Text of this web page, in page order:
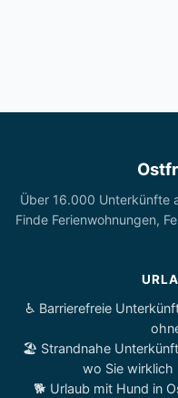
Über 16.000 Unterkünfte
Finde Ferienwohnungen,
♿ Barrierefreie
🏖️ Strandnahe
wo Sie wirklich
🐕 Urlaub mit Hund in